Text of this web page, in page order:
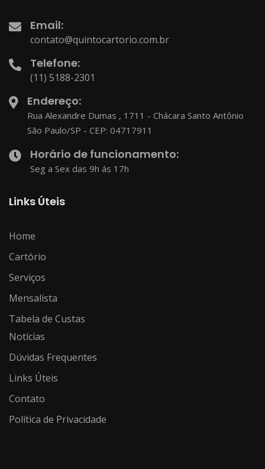
Email:
contato@quintocartorio.com.br
Telefone:
(11) 5188-2301
Endereço:
Rua Alexandre Dumas , 1711 - Chácara Santo Antônio
São Paulo/SP - CEP: 04717911
Horário de funcionamento:
Seg a Sex das 9h ás 17h
Links Úteis
Home
Cartório
Serviços
Mensalista
Tabela de Custas
Notícias
Dúvidas Frequentes
Links Úteis
Contato
Política de Privacidade